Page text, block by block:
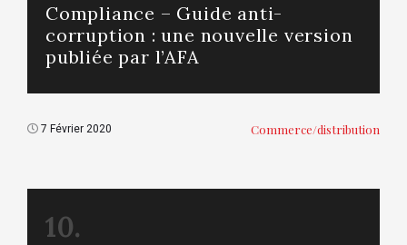
Compliance – Guide anti-
corruption : une nouvelle version
publiée par l’AFA
7 Février 2020 Commerce/distribution
10.